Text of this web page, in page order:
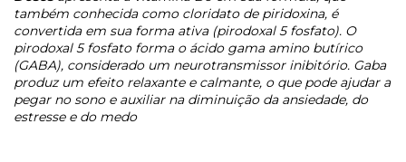
também conhecida como cloridato de piridoxina, é
convertida em sua forma ativa (pirodoxal 5 fosfato). O
pirodoxal 5 fosfato forma o ácido gama amino butírico
(GABA), considerado um neurotransmissor inibitório. Gaba
produz um efeito relaxante e calmante, o que pode ajudar a
pegar no sono e auxiliar na diminuição da ansiedade, do
estresse e do medo